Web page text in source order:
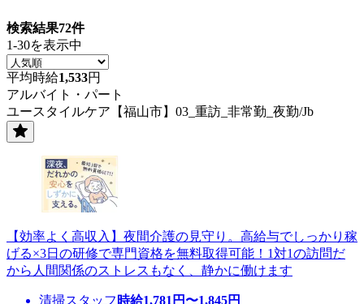
検索結果72件
1-30を表示中
平均時給1,533円
アルバイト・パート
ユースタイルケア【福山市】03_重訪_非常勤_夜勤/Jb
【効率よく高収入】夜間介護の見守り。高給与でしっかり稼
げる×3日の研修で専門資格を無料取得可能！1対1の訪問だ
から人間関係のストレスもなく、静かに働けます
清掃スタッフ 時給1,781 円〜1,845円